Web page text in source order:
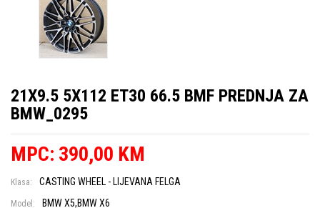
21X9.5 5X112 ET30 66.5 BMF PREDNJA ZA
BMW_0295
MPC: 390,00 KM
Klasa: CASTING WHEEL - LIJEVANA FELGA
Model: BMW X5,BMW X6